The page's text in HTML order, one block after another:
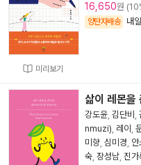
미리보기
16,650원
양탄자배송 내
삶이 레몬을
강도윤 김단비
nmuzi) 레이
미향 심미경 안
숙 장성남 진가